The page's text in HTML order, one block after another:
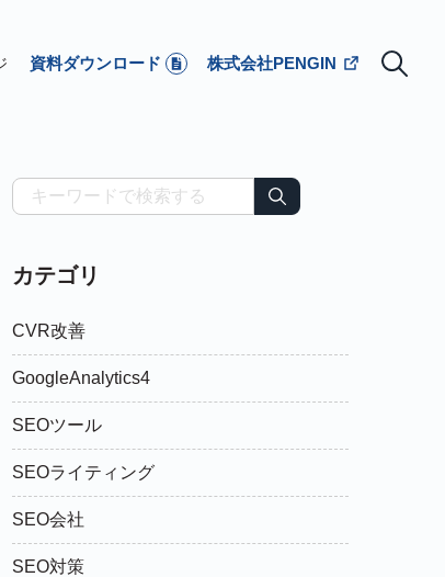
資料ダウンロード 株式会社PENGIN
カテゴリ
CVR改善
GoogleAnalytics4
SEOツール
SEOライティング
SEO会社
SEO対策